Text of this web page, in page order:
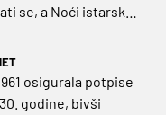
se, a Noći istarske
osigurala potpise
godine, bivši